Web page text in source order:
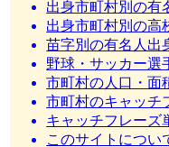
出身市町村別の有
出身市町村別の高
苗字別の有名人出
野球・サッカー選
市町村の人口・面
市町村のキャッチ
キャッチフレーズ
このサイトについ